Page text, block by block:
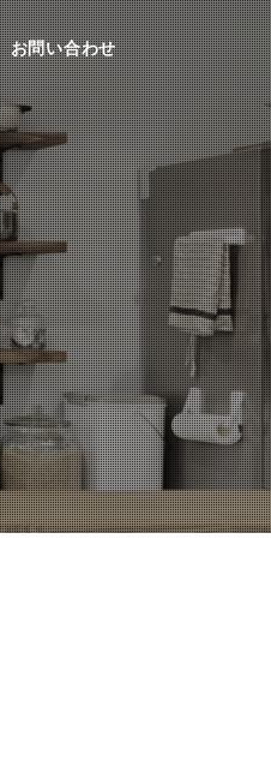
お問い合わせ